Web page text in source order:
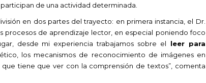
de una actividad determinada.
en dos partes del trayecto: en primera instancia, el Dr.
procesos de aprendizaje lector, en especial poniendo foco
desde mi experiencia trabajamos sobre el leer para
los mecanismos de reconocimiento de imágenes en
tiene que ver con la comprensión de textos”, comenta